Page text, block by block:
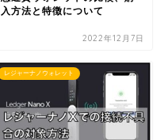
入方法と特徴について
2022年12月7日
レジャーナノウォレット